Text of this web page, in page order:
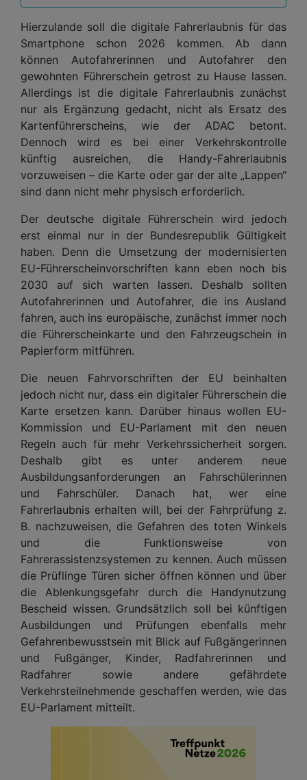
Hierzulande soll die digitale Fahrerlaubnis für das
Smartphone schon 2026 kommen. Ab dann
können Autofahrerinnen und Autofahrer den
gewohnten Führerschein getrost zu Hause lassen.
Allerdings ist die digitale Fahrerlaubnis zunächst
nur als Ergänzung gedacht, nicht als Ersatz des
Kartenführerscheins, wie der ADAC betont.
Dennoch wird es bei einer Verkehrskontrolle
künftig ausreichen, die Handy-Fahrerlaubnis
vorzuweisen – die Karte oder gar der alte „Lappen“
sind dann nicht mehr physisch erforderlich.
Der deutsche digitale Führerschein wird jedoch
erst einmal nur in der Bundesrepublik Gültigkeit
haben. Denn die Umsetzung der modernisierten
EU-Führerscheinvorschriften kann eben noch bis
2030 auf sich warten lassen. Deshalb sollten
Autofahrerinnen und Autofahrer, die ins Ausland
fahren, auch ins europäische, zunächst immer noch
die Führerscheinkarte und den Fahrzeugschein in
Papierform mitführen.
Die neuen Fahrvorschriften der EU beinhalten
jedoch nicht nur, dass ein digitaler Führerschein die
Karte ersetzen kann. Darüber hinaus wollen EU-
Kommission und EU-Parlament mit den neuen
Regeln auch für mehr Verkehrssicherheit sorgen.
Deshalb gibt es unter anderem neue
Ausbildungsanforderungen an Fahrschülerinnen
und Fahrschüler. Danach hat, wer eine
Fahrerlaubnis erhalten will, bei der Fahrprüfung z.
B. nachzuweisen, die Gefahren des toten Winkels
und die Funktionsweise von
Fahrerassistenzsystemen zu kennen. Auch müssen
die Prüflinge Türen sicher öffnen können und über
die Ablenkungsgefahr durch die Handynutzung
Bescheid wissen. Grundsätzlich soll bei künftigen
Ausbildungen und Prüfungen ebenfalls mehr
Gefahrenbewusstsein mit Blick auf Fußgängerinnen
und Fußgänger, Kinder, Radfahrerinnen und
Radfahrer sowie andere gefährdete
Verkehrsteilnehmende geschaffen werden, wie das
EU-Parlament mitteilt.